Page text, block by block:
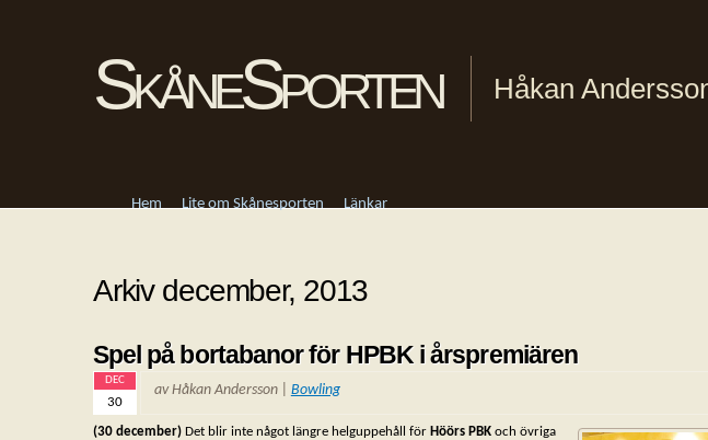
SkåneSporten Håkan
Hem Lite om Skånesporten Länkar
Arkiv december, 2013
Spel på bortabanor för HPBK i årspremiären
DEC
30
av Håkan Andersson | Bowling
(30 december)Det blir inte något längre helguppehåll för Höörs PBK och övriga